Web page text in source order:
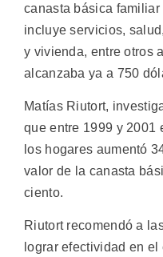
canasta básica
incluye servicios,
y vivienda, entre otros
alcanzaba ya a 750
Matías Riutort,
que entre 1999 y 2001
los hogares aumentó
valor de la canasta
ciento.
Riutort recomendó a
lograr efectividad en